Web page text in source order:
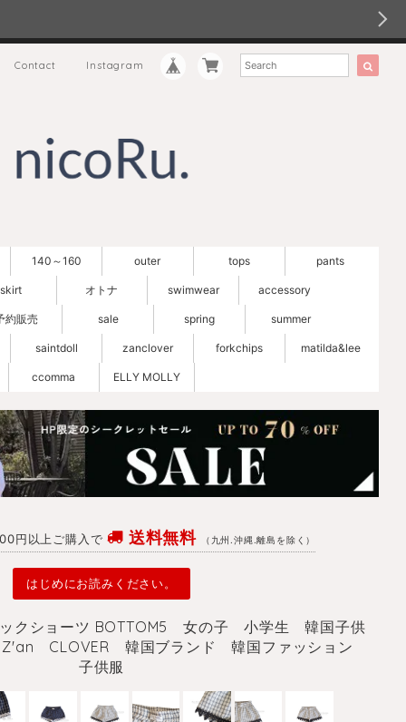
Contact Instagram
140～160 outer tops pants
skirt オトナ swimwear accessory
約販売 sale spring summer
saintdoll zanclover forkchips matilda&lee
ccomma ELLY MOLLY
円以上ご購入で 送料無料 （九州.沖縄.離島を除く）
はじめにお読みください。
ックショーツ BOTTOM5 女の子 小学生 韓国子供
CLOVER 韓国ブランド 韓国ファッション
子供服